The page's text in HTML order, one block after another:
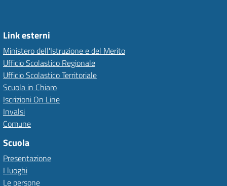
Link esterni
Ministero dell'Istruzione e del Merito
Ufficio Scolastico Regionale
Ufficio Scolastico Territoriale
Scuola in Chiaro
Iscrizioni On Line
Invalsi
Comune
Scuola
Presentazione
I luoghi
Le persone